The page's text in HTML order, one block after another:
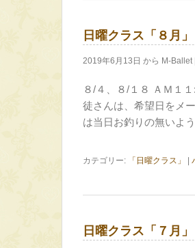
日曜クラス「８月」
2019年6月13日 から M-Ballet |
８/４、８/１８ ＡＭ１
徒さんは、希望日をメ
は当日お釣りの無いよ
カテゴリー: 「日曜クラス」
日曜クラス「７月」